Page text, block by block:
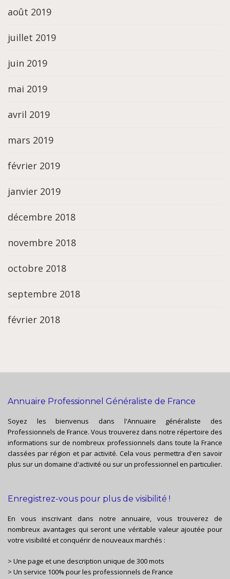
août 2019
juillet 2019
juin 2019
mai 2019
avril 2019
mars 2019
février 2019
janvier 2019
décembre 2018
novembre 2018
octobre 2018
septembre 2018
février 2018
Annuaire Professionnel Généraliste de France
Soyez les bienvenus dans l'Annuaire généraliste des
Professionnels de France. Vous trouverez dans notre répertoire des
informations sur de nombreux professionnels dans toute la France
classées par région et par activité. Cela vous permettra d'en savoir
plus sur un domaine d'activité ou sur un professionnel en particulier.
Enregistrez-vous pour plus de visibilité !
En vous inscrivant dans notre annuaire, vous trouverez de
nombreux avantages qui seront une véritable valeur ajoutée pour
votre visibilité et conquérir de nouveaux marchés :
> Une page et une description unique de 300 mots
> Un service 100% pour les professionnels de France